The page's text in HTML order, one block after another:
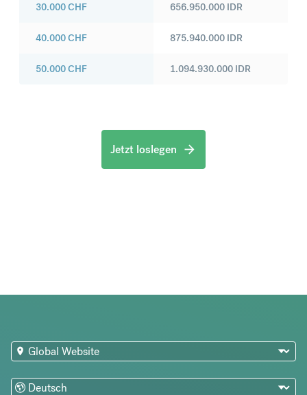
30.000CHF
40.000CHF
50.000CHF
656.950.000 IDR
875.940.000 IDR
1.094.930.000 IDR
Jetzt loslegen